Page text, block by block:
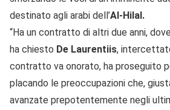
destinato agli arabi dell’Al-Hilal.
“Ha un contratto di altri due anni,
ha chiesto De Laurentiis,
contratto va onorato, ha proseguito
placando le preoccupazioni che,
avanzate prepotentemente negli